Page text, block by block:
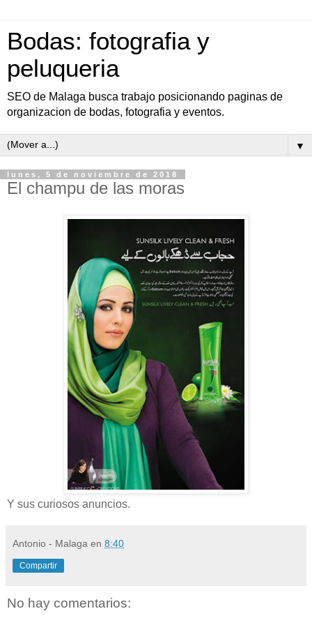
Bodas: fotografia y
peluqueria
SEO de Malaga busca trabajo posicionando paginas de
organizacion de bodas, fotografia y eventos.
▼
lunes, 5 de noviembre de 2018
El champu de las moras
Y sus curiosos anuncios.
Antonio - Malaga en 8:40
Compartir
No hay comentarios: